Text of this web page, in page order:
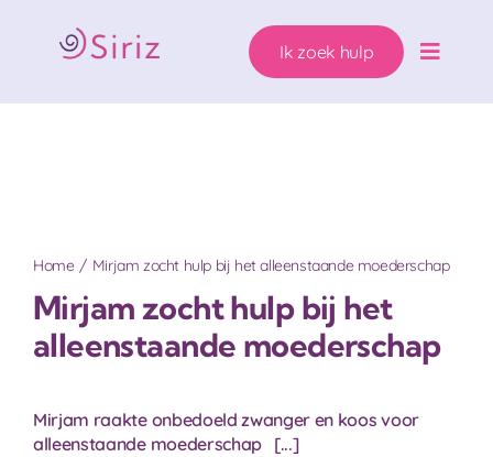
inhoud
Toggle
Wie helpen wij?
Over Siriz
Ik zoek hulp
Home Mirjam zocht hulp bij het alleenstaande moederschap
Mirjam zocht hulp bij het
alleenstaande moederschap
Mirjam raakte onbedoeld zwanger en koos voor
alleenstaande moederschap [...]